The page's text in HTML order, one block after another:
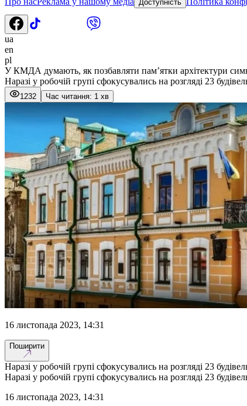
Доступність
ua
en
pl
У КМДА думають, як позбавляти пам’ятки архітектури
Наразі у робочій групі сфокусувались на розгляді 23
1232 Час читання: 1 хв
16 листопада 2023, 14:31
Поширити
Наразі у робочій групі сфокусувались на розгляді 23
Наразі у робочій групі сфокусувались на розгляді 23
16 листопада 2023, 14:31